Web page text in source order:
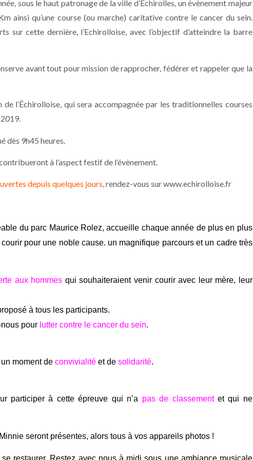
sous le haut patronage de la ville d’Échirolles, un évènement majeur
ainsi qu’une course (ou marche) caritative contre le cancer du sein.
cette dernière, l’Echirolloise, avec l’objectif d’atteindre la barre
avant tout pour mission de rapprocher, fédérer et rappeler que la
l’Échirolloise, qui sera accompagnée par les traditionnelles courses
dès 9h45 heures.
à l’aspect festif de l’évènement.
depuis quelques jours, rendez-vous sur www.echirolloise.fr
du parc Maurice Rolez, accueille chaque année de plus en plus
pour une noble cause. un magnifique parcours et un cadre très
aux hommes qui souhaiteraient venir courir avec leur mère, leur
à tous les participants.
pour lutter contre le cancer du sein.
moment de convivialité et de solidarité.
participer à cette épreuve qui n’a pas de classementet qui ne
seront présentes, alors tous à vos appareils photos !
restaurer. Restez avec nous à midi sous une ambiance musicale